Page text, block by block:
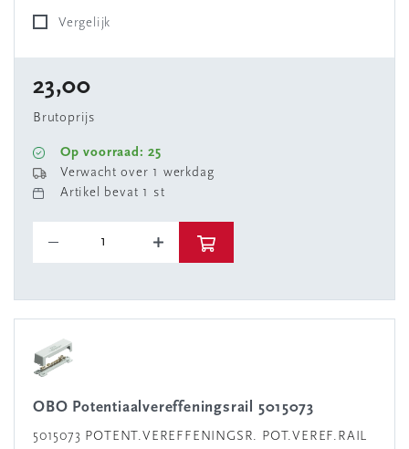
Vergelijk
23,00
Brutoprijs
Op voorraad: 25
Verwacht over 1 werkdag
Artikel bevat 1 st
OBO Potentiaalvereffeningsrail 5015073
5015073 POTENT.VEREFFENINGSR. POT.VEREF.RAIL